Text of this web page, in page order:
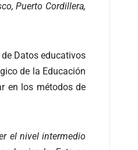
Puerto Cordillera,
Datos educativos
de la Educación
en los métodos de
el nivel intermedio